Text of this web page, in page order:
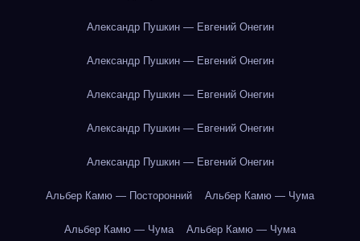
Александр Пушкин — Евгений Онегин
Александр Пушкин — Евгений Онегин
Александр Пушкин — Евгений Онегин
Александр Пушкин — Евгений Онегин
Александр Пушкин — Евгений Онегин
Альбер Камю — Посторонний Альбер Камю — Чума
Альбер Камю — Чума Альбер Камю — Чума